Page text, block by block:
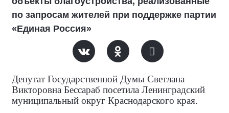
по запросам жителей при поддержке партии
«Единая Россия»
Депутат Государственной Думы Светлана
Викторовна Бессараб посетила Ленинградский
муниципальный округ Краснодарского края.